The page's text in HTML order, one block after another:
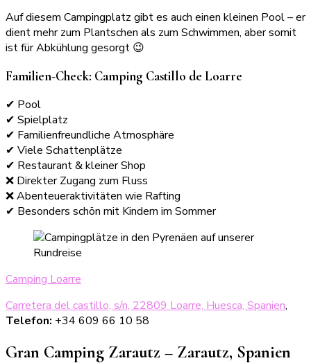
Auf diesem Campingplatz gibt es auch einen kleinen Pool – er
dient mehr zum Plantschen als zum Schwimmen, aber somit
ist für Abkühlung gesorgt 😉
Familien-Check: Camping Castillo de Loarre
✔ Pool
✔ Spielplatz
✔ Familienfreundliche Atmosphäre
✔ Viele Schattenplätze
✔ Restaurant & kleiner Shop
❌ Direkter Zugang zum Fluss
❌ Abenteueraktivitäten wie Rafting
✔ Besonders schön mit Kindern im Sommer
Camping Loarre
Carretera del castillo, s/n, 22809 Loarre, Huesca, Spanien,
Telefon: +34 609 66 10 58
Gran Camping Zarautz – Zarautz, Spanien